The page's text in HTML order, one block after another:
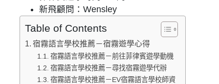
新飛顧問：Wensley
Table of Contents
宿霧語言學校推薦－宿霧遊學心得
宿霧語言學校推薦－前往菲律賓遊學動機
宿霧語言學校推薦－尋找宿霧遊學代辦
宿霧語言學校推薦－EV宿霧語言學校師資